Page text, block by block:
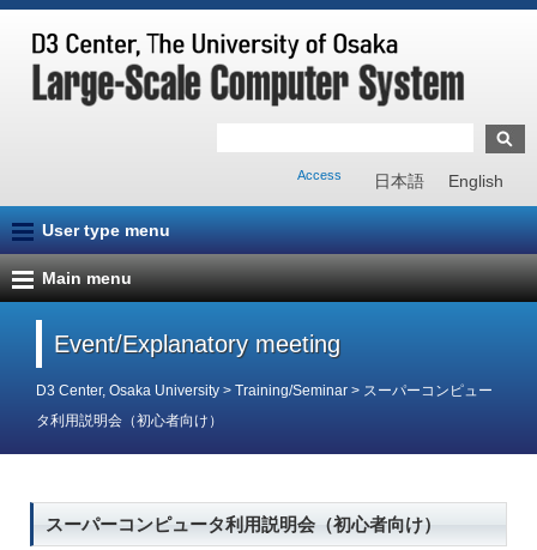
日本語 English
Access
User type menu
Main menu
Event/Explanatory meeting
D3 Center, Osaka University > Training/Seminar > スーパーコンピュー
タ利用説明会（初心者向け）
スーパーコンピュータ利用説明会（初心者向け）